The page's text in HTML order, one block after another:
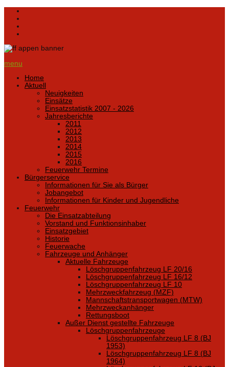
menu
Home
Aktuell
Neuigkeiten
Einsätze
Einsatzstatistik 2007 - 2026
Jahresberichte
2011
2012
2013
2014
2015
2016
Feuerwehr Termine
Bürgerservice
Informationen für Sie als Bürger
Jobangebot
Informationen für Kinder und Jugendliche
Feuerwehr
Die Einsatzabteilung
Vorstand und Funktionsinhaber
Einsatzgebiet
Historie
Feuerwache
Fahrzeuge und Anhänger
Aktuelle Fahrzeuge
Löschgruppenfahrzeug LF 20/16
Löschgruppenfahrzeug LF 16/12
Löschgruppenfahrzeug LF 10
Mehrzweckfahrzeug (MZF)
Mannschaftstransportwagen (MTW)
Mehrzweckanhänger
Rettungsboot
Außer Dienst gestellte Fahrzeuge
Löschgruppenfahrzeuge
Löschgruppenfahrzeug LF 8 (BJ
1953)
Löschgruppenfahrzeug LF 8 (BJ
1964)